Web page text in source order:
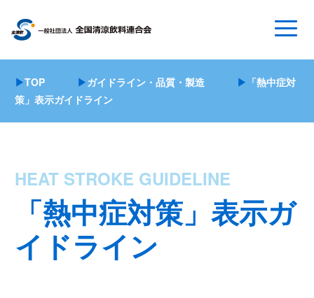
▶TOP ▶ガイドライン・品質・製造 ▶ 「熱中症対
策」表示ガイドライン
HEAT STROKE GUIDELINE
「熱中症対策」表示ガ
イドライン